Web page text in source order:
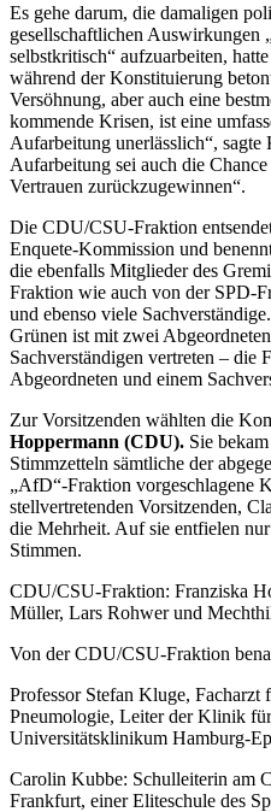
Es gehe darum, die damaligen
gesellschaftlichen Auswirkungen
selbstkritisch“ aufzuarbeiten,
während der Konstituierung
Versöhnung, aber auch eine
kommende Krisen, ist eine
Aufarbeitung unerlässlich“,
Aufarbeitung sei auch die
Vertrauen zurückzugewinnen“.
Die CDU/CSU-Fraktion
Enquete-Kommission und
die ebenfalls Mitglieder des
Fraktion wie auch von der SPD-
und ebenso viele
Grünen ist mit zwei
Sachverständigen vertreten –
Abgeordneten und einem
Zur Vorsitzenden wählten die
Hoppermann (CDU). Sie
Stimmzetteln sämtliche der
„AfD“-Fraktion vorgeschlagene
stellvertretenden Vorsitzenden,
die Mehrheit. Auf sie entfielen
Stimmen.
CDU/CSU-Fraktion: Franziska
Müller, Lars Rohwer und
Von der CDU/CSU-Fraktion
Professor Stefan Kluge, Facharzt
Pneumologie, Leiter der Klinik
Universitätsklinikum Hamburg-
Carolin Kubbe: Schulleiterin am
Frankfurt, einer Eliteschule des